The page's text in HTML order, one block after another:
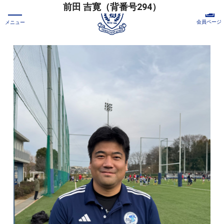
メニュー 会員ページ
前田 吉寛（背番号294）